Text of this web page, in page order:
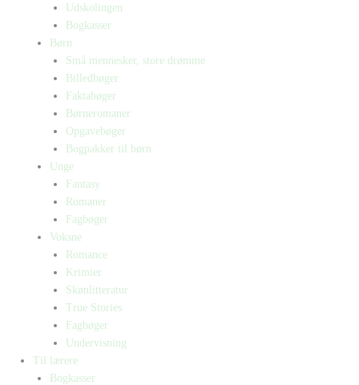
Udskolingen
Bogkasser
Børn
Små mennesker, store drømme
Billedbøger
Faktabøger
Børneromaner
Opgavebøger
Bogpakker til børn
Unge
Fantasy
Romaner
Fagbøger
Voksne
Romance
Krimier
Skønlitteratur
True Stories
Fagbøger
Undervisning
Til lærere
Bogkasser